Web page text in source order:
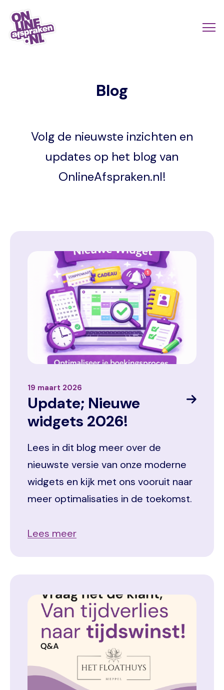
Naar
hoofdinhoud
Blog
Volg de nieuwste inzichten en
updates op het blog van
OnlineAfspraken.nl!
Image
19 maart 2026
Update; Nieuwe
widgets 2026!
Lees in dit blog meer over de
nieuwste versie van onze moderne
widgets en kijk met ons vooruit naar
meer optimalisaties in de toekomst.
Lees meer
Image